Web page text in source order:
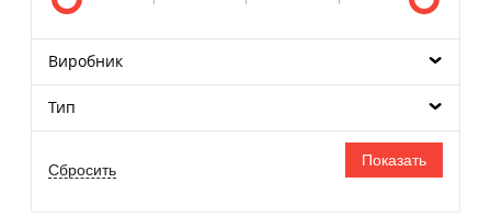
Виробник
Тип